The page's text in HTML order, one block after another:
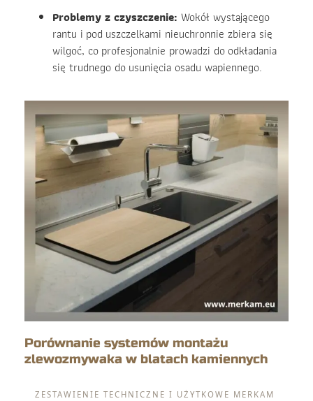
Problemy z czyszczenie: Wokół wystającego
rantu i pod uszczelkami nieuchronnie zbiera się
wilgoć, co profesjonalnie prowadzi do odkładania
się trudnego do usunięcia osadu wapiennego.
Porównanie systemów montażu
zlewozmywaka w blatach kamiennych
ZESTAWIENIE TECHNICZNE I UŻYTKOWE MERKAM